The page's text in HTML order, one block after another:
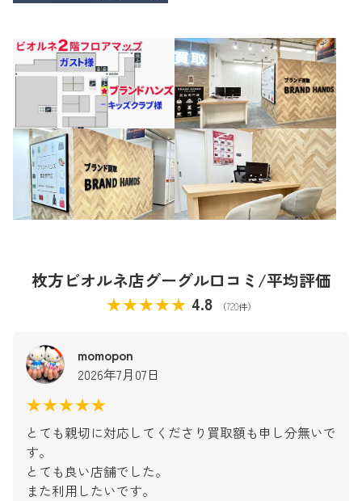
枚方ビオルネ店グーグル口コミ/平均評価
★★★★★ 4.8 （720件）
momopon
2026年7月07日
★★★★★
とても親切に対応してくださり買取額も申し分無いで
す。
とても良い店舗でした。
また利用したいです。